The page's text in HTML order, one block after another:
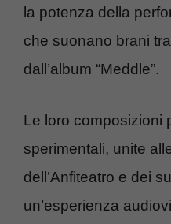
la potenza della
che suonano brani
dall’album “Meddle”.
Le loro composizioni
sperimentali, unite
dell’Anfiteatro e dei
un’esperienza